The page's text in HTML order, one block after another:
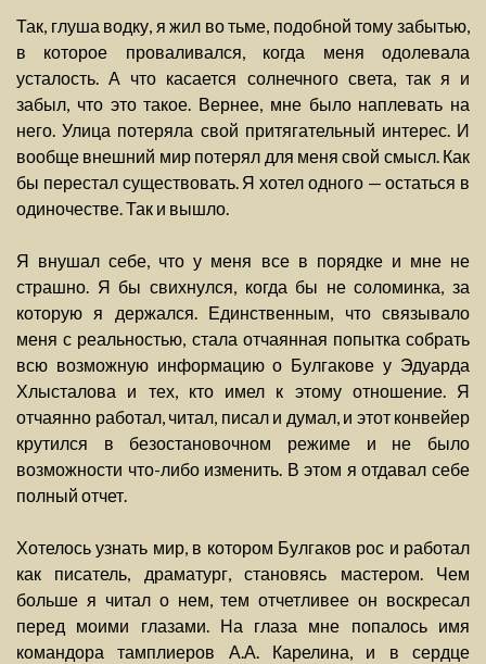
Так, глуша водку, я жил во тьме, подобной тому забытью,
в которое проваливался, когда меня одолевала
усталость. А что касается солнечного света, так я и
забыл, что это такое. Вернее, мне было наплевать на
него. Улица потеряла свой притягательный интерес. И
вообще внешний мир потерял для меня свой смысл. Как
бы перестал существовать. Я хотел одного — остаться в
одиночестве. Так и вышло.
Я внушал себе, что у меня все в порядке и мне не
страшно. Я бы свихнулся, когда бы не соломинка, за
которую я держался. Единственным, что связывало
меня с реальностью, стала отчаянная попытка собрать
всю возможную информацию о Булгакове у Эдуарда
Хлысталова и тех, кто имел к этому отношение. Я
отчаянно работал, читал, писал и думал, и этот конвейер
крутился в безостановочном режиме и не было
возможности что-либо изменить. В этом я отдавал себе
полный отчет.
Хотелось узнать мир, в котором Булгаков рос и работал
как писатель, драматург, становясь мастером. Чем
больше я читал о нем, тем отчетливее он воскресал
перед моими глазами. На глаза мне попалось имя
командора тамплиеров А.А. Карелина, и в сердце